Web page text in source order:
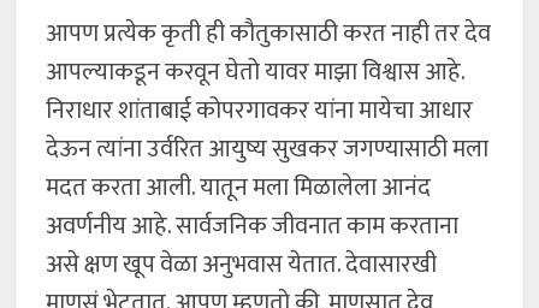
आपण प्रत्येक कृती ही कौतुकासाठी करत नाही तर देव
आपल्याकडून करवून घेतो यावर माझा विश्वास आहे.
निराधार शांताबाई कोपरगावकर यांना मायेचा आधार
देऊन त्यांना उर्वरित आयुष्य सुखकर जगण्यासाठी मला
मदत करता आली. यातून मला मिळालेला आनंद
अवर्णनीय आहे. सार्वजनिक जीवनात काम करताना
असे क्षण खूप वेळा अनुभवास येतात. देवासारखी